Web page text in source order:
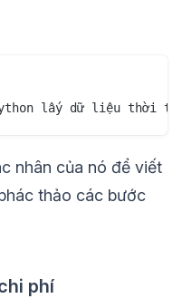
nhân của nó để viết
thảo các bước
phí